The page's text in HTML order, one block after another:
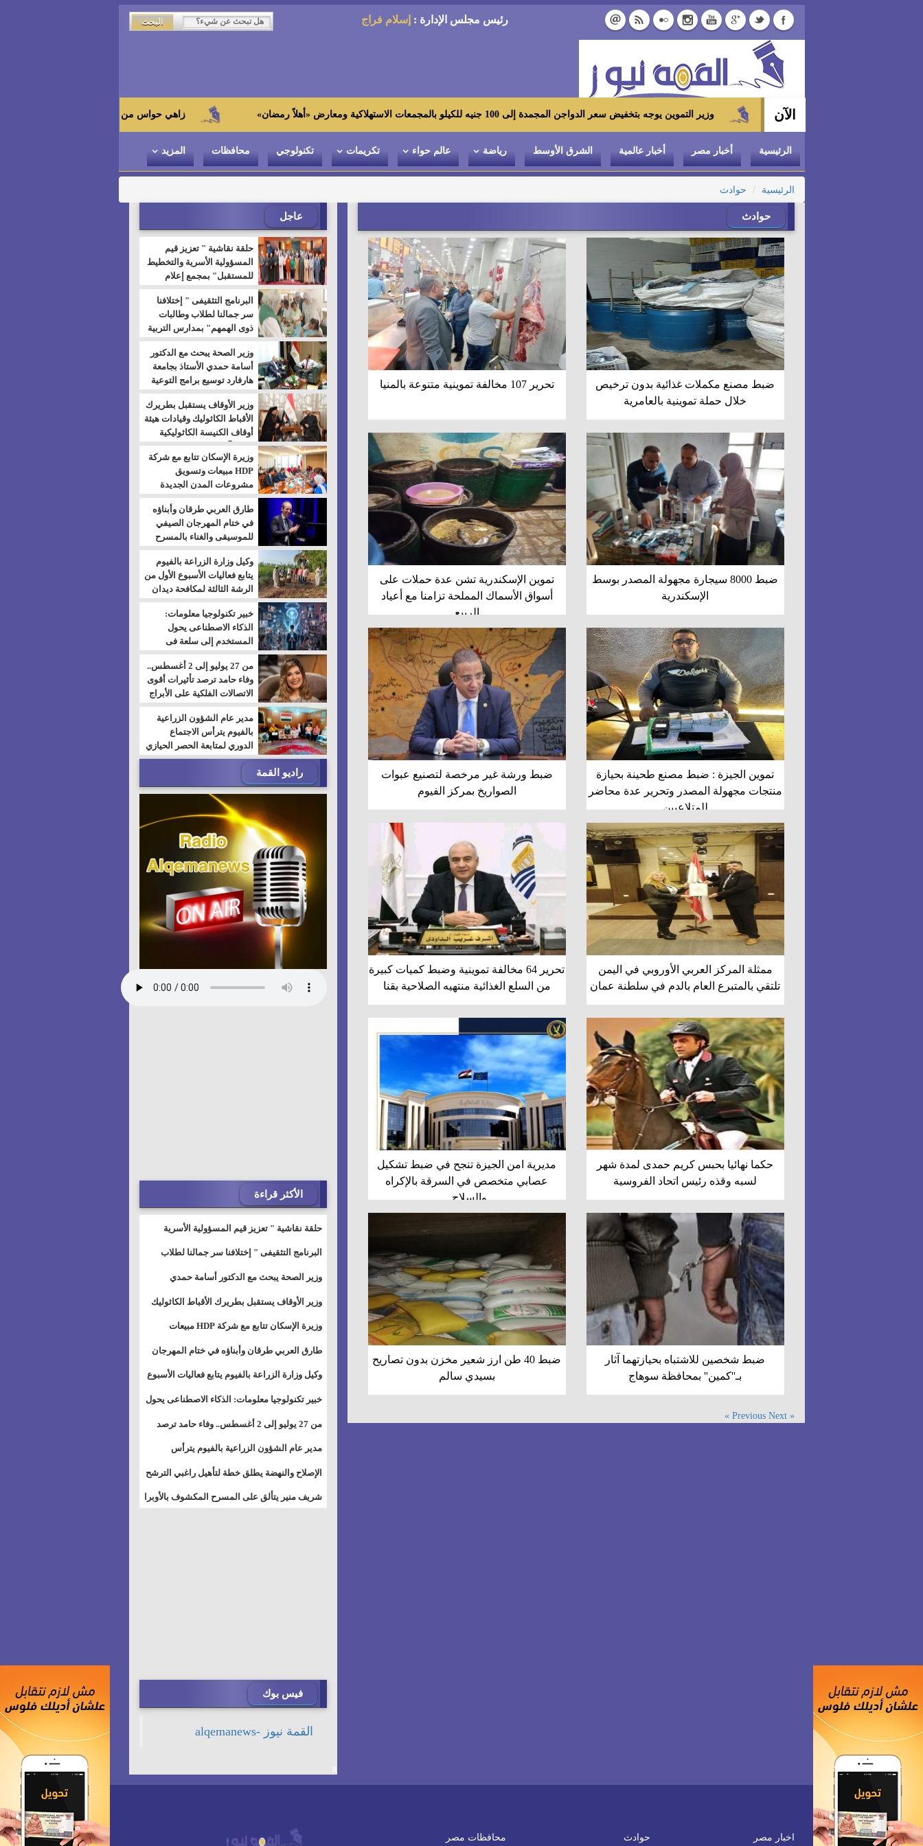
رئيس مجلس الإدارة : إسلام فراج
الآن زاهي حواس من الجامعة اليابانية : "توت عنخ آمون" هو بطل وزير التموين يوجه بتخفيض سعر الدواجن المجمدة إلى 100 جنيه للكيلو بالمجمعات الاستهلاكية ومعارض «أهلاً رمضان»
الرئيسية أخبار مصر أخبار عالمية الشرق الأوسط رياضة عالم حواء تكريمات تكنولوجي محافظات المزيد
الرئيسية حوادث
حوادث
ضبط مصنع مكملات غذائية بدون ترخيص
خلال حملة تموينية بالعامرية
تحرير 107 مخالفة تموينية متنوعة بالمنيا
ضبط 8000 سيجارة مجهولة المصدر بوسط
الإسكندرية
تموين الإسكندرية تشن عدة حملات على
أسواق الأسماك المملحة تزامنا مع أعياد
الربيع
تموين الجيزة : ضبط مصنع طحينة بحيازة
منتجات مجهولة المصدر وتحرير عدة محاضر
للمتلاعبين
ضبط ورشة غير مرخصة لتصنيع عبوات
الصواريخ بمركز الفيوم
ممثلة المركز العربي الأوروبي في اليمن
تلتقي بالمتبرع العام بالدم في سلطنة عمان
تحرير 64 مخالفة تموينية وضبط كميات كبيرة
من السلع الغذائية منتهيه الصلاحية بقنا
حكما نهائيا بحبس كريم حمدى لمدة شهر
لسبه وقذه رئيس اتحاد الفروسية
مديرية امن الجيزة تنجح في ضبط تشكيل
عصابي متخصص في السرقة بالإكراه
والسلاح .
ضبط شخصين للاشتباه بحيازتهما آثار
بـ''كمين'' بمحافظة سوهاج
ضبط 40 طن ارز شعير مخزن بدون تصاريح
بسيدي سالم
« Previous
Next »
عاجل
حلقة نقاشية " تعزيز قيم
المسؤولية الأسرية والتخطيط
للمستقبل" بمجمع إعلام
السويس
البرنامج التثقيفى " إختلافنا
سر جمالنا لطلاب وطالبات
ذوى الهمهم" بمدارس التربية
الخاصة بالسويس
وزير الصحة يبحث مع الدكتور
أسامة حمدي الأستاذ بجامعة
هارفارد توسيع برامج التوعية
بمرض السكري
وزير الأوقاف يستقبل بطريرك
الأقباط الكاثوليك وقيادات هيئة
أوقاف الكنيسة الكاثوليكية
لبحث آفاق التعاون المشترك
وزيرة الإسكان تتابع مع شركة
HDP مبيعات وتسويق
مشروعات المدن الجديدة
طارق العربي طرقان وأبناؤه
في ختام المهرجان الصيفي
للموسيقى والغناء بالمسرح
المكشوف
وكيل وزارة الزراعة بالفيوم
يتابع فعاليات الأسبوع الأول من
الرشة الثالثة لمكافحة ديدان
اللوز للقطن
خبير تكنولوجيا معلومات:
الذكاء الاصطناعى يحول
المستخدم إلى سلعة فى
اقتصاد الانتباه
من 27 يوليو إلى 2 أغسطس..
وفاء حامد ترصد تأثيرات أقوى
الاتصالات الفلكية على الأبراج
مدير عام الشؤون الزراعية
بالفيوم يترأس الاجتماع
الدوري لمتابعة الحصر الحيازي
الجديدة
راديو القمة
الأكثر قراءة
حلقة نقاشية " تعزيز قيم المسؤولية الأسرية
البرنامج التثقيفى " إختلافنا سر جمالنا لطلاب
وطالبات ذوى الهمهم" بمدارس التربية الخاصة
وزير الصحة يبحث مع الدكتور أسامة حمدي
الأستاذ بجامعة هارفارد توسيع برامج التوعية
وزير الأوقاف يستقبل بطريرك الأقباط الكاثوليك
وزيرة الإسكان تتابع مع شركة HDP مبيعات
وتسويق مشروعات المدن الجديدة
طارق العربي طرقان وأبناؤه في ختام المهرجان
الصيفي للموسيقى والغناء بالمسرح المكشوف
وكيل وزارة الزراعة بالفيوم يتابع فعاليات الأسبوع
خبير تكنولوجيا معلومات: الذكاء الاصطناعى يحول
المستخدم إلى سلعة فى اقتصاد الانتباه
من 27 يوليو إلى 2 أغسطس.. وفاء حامد ترصد
تأثيرات أقوى الاتصالات الفلكية على الأبراج
مدير عام الشؤون الزراعية بالفيوم يترأس
الاجتماع الدوري لمتابعة الحصر الحيازي الجديدة
الإصلاح والنهضة يطلق خطة لتأهيل راغبي الترشح
للمجالس الشعبية المحلية ويستعرض خطط
أماناته بالمحافظات
شريف منير يتألق على المسرح المكشوف بالأوبرا
فيس بوك
a
اخبار مصر حوادث محافظات مصر